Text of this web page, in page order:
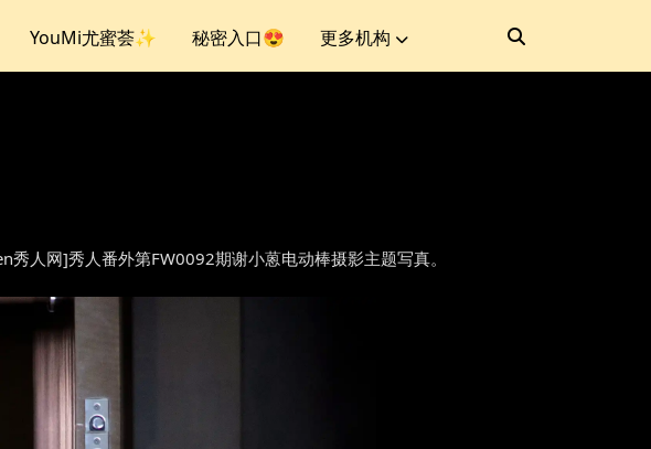
YouMi尤蜜荟✨ 秘密入口😍 更多机构
人网]秀人番外第FW0092期谢小蒽电动棒摄影主题写真。